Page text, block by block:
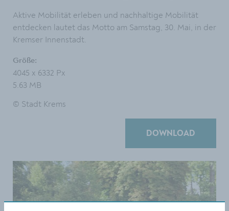
Aktive Mobilität erleben und nachhaltige Mobilität
entdecken lautet das Motto am Samstag, 30. Mai, in der
Kremser Innenstadt.
Größe:
4045 x 6332 Px
5.63 MB
© Stadt Krems
DOWNLOAD